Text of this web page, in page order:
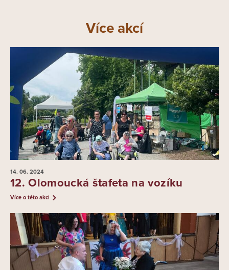
Více akcí
14. 06. 2024
12. Olomoucká štafeta na vozíku
Více o této akci